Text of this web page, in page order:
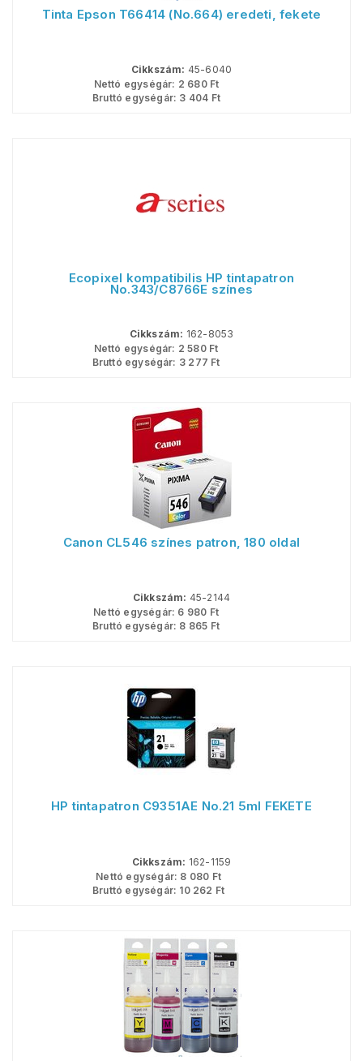
Tinta Epson T66414 (No.664) eredeti, fekete
Cikkszám: 45-6040
Nettó egységár: 2 680Ft
Bruttó egységár: 3 404 Ft
Ecopixel kompatibilis HP tintapatron
No.343/C8766E színes
Cikkszám: 162-8053
Nettó egységár: 2 580Ft
Bruttó egységár: 3 277 Ft
Canon CL546 színes patron, 180 oldal
Cikkszám: 45-2144
Nettó egységár: 6 980 Ft
Bruttó egységár: 8 865 Ft
HP tintapatron C9351AE No.21 5ml FEKETE
Cikkszám: 162-1159
Nettó egységár: 8 080 Ft
Bruttó egységár: 10 262 Ft